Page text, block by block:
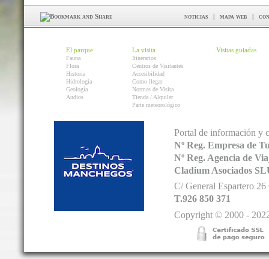
noticias | mapa web |
El parque
Fauna
Flora
Historia
Hidrología
Geología
Audios
La visita
Itinerarios
Centros de Visitantes
Accesibilidad
Como llegar
Normas de Visita
Tienda / Alquiler
Parte meteorológico
Visitas guiadas
Portal de información y
Nº Reg. Empresa de
Nº Reg. Agencia de
Cladium Asociados
C/ General Espartero
T.926 850 371
Copyright © 2000 -